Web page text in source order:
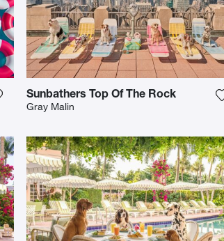
Fügen Sie das Foto meiner Wunschliste hinzu
Sunbathers Top Of The Rock
Gray Malin